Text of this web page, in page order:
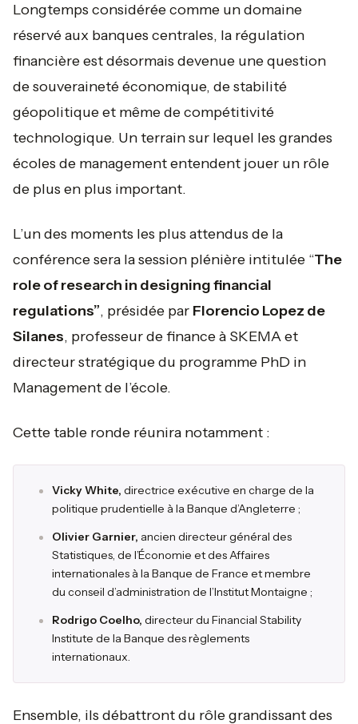
Longtemps considérée comme un domaine
réservé aux banques centrales, la régulation
financière est désormais devenue une question
de souveraineté économique, de stabilité
géopolitique et même de compétitivité
technologique. Un terrain sur lequel les grandes
écoles de management entendent jouer un rôle
de plus en plus important.
L’un des moments les plus attendus de la
conférence sera la session plénière intitulée “The
role of research in designing financial
regulations”, présidée par Florencio Lopez de
Silanes, professeur de finance à SKEMA et
directeur stratégique du programme PhD in
Management de l’école.
Cette table ronde réunira notamment :
Vicky White, directrice exécutive en charge de la
politique prudentielle à la Banque d’Angleterre ;
Olivier Garnier, ancien directeur général des
Statistiques, de l’Économie et des Affaires
internationales à la Banque de France et membre
du conseil d’administration de l’Institut Montaigne ;
Rodrigo Coelho, directeur du Financial Stability
Institute de la Banque des règlements
internationaux.
Ensemble, ils débattront du rôle grandissant des